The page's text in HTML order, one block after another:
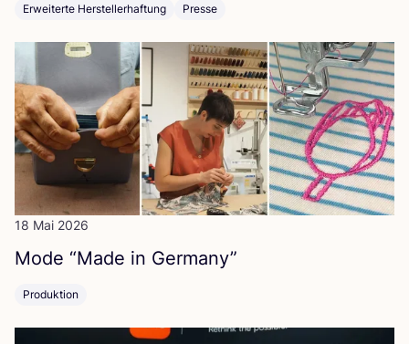
Erweiterte Herstellerhaftung Presse
18 Mai 2026
Mode “Made in Germany”
Produktion